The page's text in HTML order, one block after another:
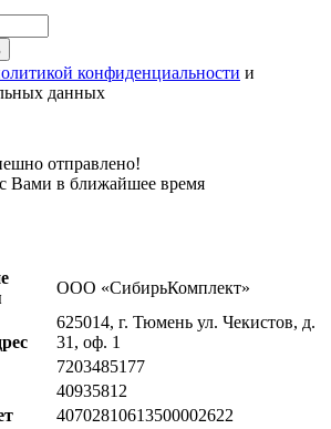
конфиденциальности и
данных
отправлено!
Вами в ближайшее время
ООО «СибирьКомплект»
625014, г. Тюмень ул. Чекистов, д.
31, оф. 1
7203485177
40935812
40702810613500002622